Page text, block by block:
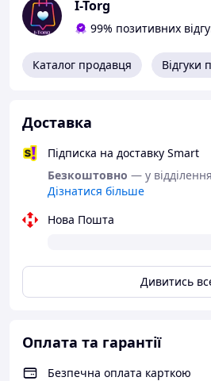
I-Torg
99% позитивних
Каталог продавця Відгуки
Доставка
Підписка на доставку Smart
Безкоштовно — у
Дізнатися більше
Нова Пошта
Дивитись
Оплата та гарантії
Безпечна оплата карткою